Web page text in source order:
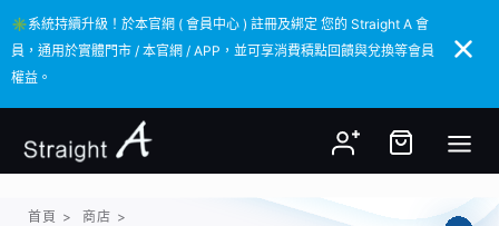
✳️系統持續升級！於本官網 ( 會員中心 ) 註冊及綁定 您的 Straight A 會
員，通用於實體門市 / 本官網 / APP，並可享消費積點回饋與兌換等會員
權益。
✳️系統持續升級！於本官網 ( 會員中心 ) 註冊及綁定 您的 Straight A 會
員，通用於實體門市 / 本官網 / APP，並可享消費積點回饋與兌換等會員
權益。
首頁 > 商店 >